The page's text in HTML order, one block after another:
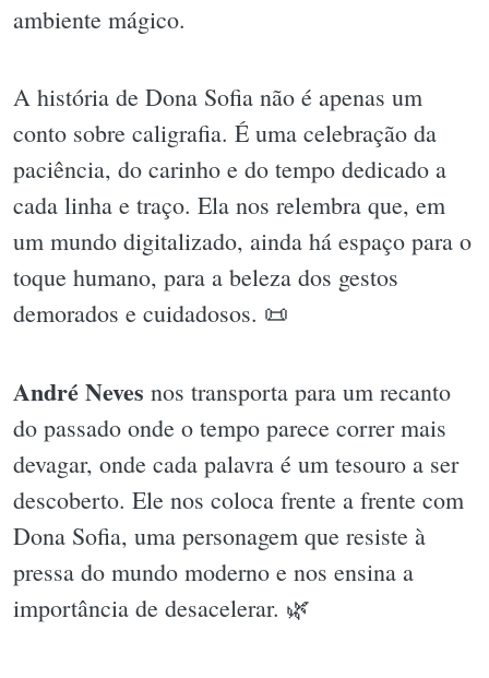
ambiente mágico.
A história de Dona Sofia não é apenas um
conto sobre caligrafia. É uma celebração da
paciência, do carinho e do tempo dedicado a
cada linha e traço. Ela nos relembra que, em
um mundo digitalizado, ainda há espaço para o
toque humano, para a beleza dos gestos
demorados e cuidadosos. 📜
André Neves nos transporta para um recanto
do passado onde o tempo parece correr mais
devagar, onde cada palavra é um tesouro a ser
descoberto. Ele nos coloca frente a frente com
Dona Sofia, uma personagem que resiste à
pressa do mundo moderno e nos ensina a
importância de desacelerar. 🌿